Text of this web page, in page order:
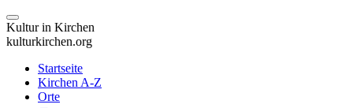
Kultur in Kirchen
kulturkirchen.org
Startseite
Kirchen A-Z
Orte